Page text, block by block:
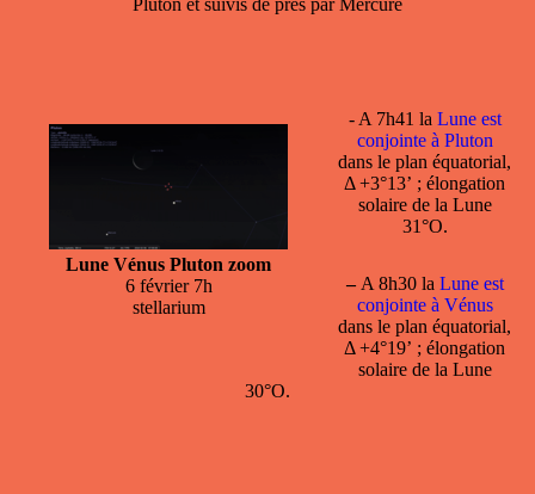
Pluton et suivis de près par Mercure
Lune Vénus Pluton zoom
6 février 7h
stellarium
- A 7h41 la Lune est
conjointe à Pluton
dans le plan équatorial,
Δ +3°13’ ; élongation
solaire de la Lune
31°O.
–A 8h30 la Lune est
conjointe à Vénus
dans le plan équatorial,
Δ +4°19’ ; élongation
solaire de la Lune
30°O.